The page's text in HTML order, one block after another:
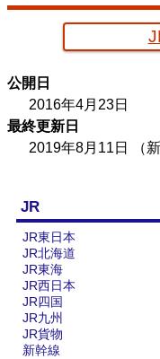
楽天市場 書泉
公開日
2016年4月23日
最終更新日
2019年8月11日
（
JR
JR東日本
JR北海道
JR東海
JR西日本
JR四国
JR九州
JR貨物
新幹線